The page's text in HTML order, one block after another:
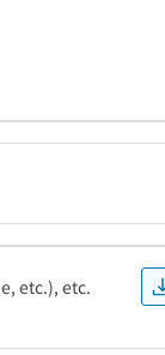
etc.), etc.